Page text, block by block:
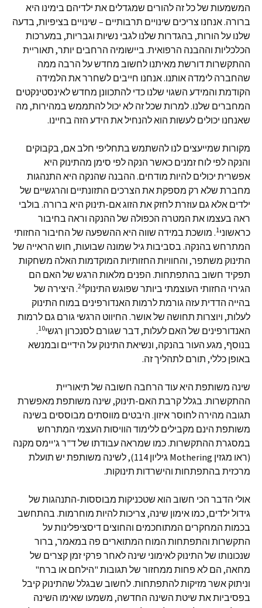
המשמעות של כל זה להורים שמגדלים את ילדיהם בימינו היא
ברורה. אנחנו צריכים שינויים תרבותיים – שינויים בציפיות, בדעה
שלנו על הורות, בהגדרות שלנו לגבי נשיות וגבריות, במערכות
הכלכליות וההבנה הרפואית. ביישומיה הרחבים יותר, תאוריית
ההתקשרות דורשת מאיתנו לחשוב מחדש על הרבה ממה
שהחברה לימדה אותנו. אנחנו חייבים לשחרר את הלמידה
הקודמת והמידע השגוי שלנו כדי להתכוונן מחדש לאינסטינקטים
המחברים שלנו. למרות שכל זה לא יכול להתממש במהירות, מה
שאנחנו יכולים לעשות הוא להנחיל את הידע הזה בחיינו.
מקורות שמייעצים לנו להשתמש בתחליפי חלב אם, בקבוקים
והנקה לפי לוח זמנים כאשר הנקה לפי סימן מהתינוק היא
אפשרית יכולים להיות מודחים. ההבנה שהנקה היא התנהגות
מחברת שלא רק מספקת את הצרכים התזונתיים והרגשיים של
ילדים אלא גם עוזרת לחזק את הזוג אם-תינוק היא ברורה. בולבי
ראה בעצמו את המטרה הכפולה של ההנקה וראה בחיבור
כראשוני1. מושכת במידה שווה היא ההשפעה של החיבור החזותי
המתרחש בהנקה. בסביבות גיל שמונה שבועות, חוש הראייה של
התינוק משתפר, והחוויות החזותיות המוקדמות האלה משחקות
תפקיד חשוב בהתפתחות. הפנים מלאות הרגש של האם הם
הגירוי החזותי העוצמתי ביותר שפוגש התינוק24. היצירה של
בהייה הדדית עזה גורמת לרמות האנדורפינים במוח התינוק
לעלות, ויוצרות תחושה של אושר. החיווט הרגשי גורם גם לרמות
האנדורפינים של האם לעלות, דבר שגורם לסנכרון רגשי10
.
בנוסף, מגע העור בהנקה, ונשיאת התינוק על הידיים ובמנשא
באופן כללי, תורם לתהליך זה.
שינה משותפת היא עוד הרחבה חשובה של תיאוריית
ההתקשרות. בגלל קרבת האם-תינוק, שינה משותפת מאפשרת
תגובה מהירה לחוסר איזון. היבטים מווסתים מבוססים בשינה
משותפת הינם מקבילים ללימוד הוויסות העצמי המתרחש
במסגרת ההתקשרות. כמו שמראה עבודתו של ד"ר ג'יימס מקנה
(ראו מגזין Mothering גיליון 114), לשינה משותפת יש תועלת
מרכזית בהתפתחות והישרדות תינוקות.
אולי הדבר הכי חשוב הוא שטכניקות מבוססות-התנהגות של
גידול ילדים, כמו אימון שינה, צריכות להיות מוחרמות. בהתחשב
בכמות המחקרים המתוחכמים והחוצים דיסציפלינות על
התקשרות והתפתחות המוח המתוארים פה במאמר, ברור
שנכונותו של התינוק לאימוני שינה לאחר פרקי זמן קצרים של
מחאה, הם לא פחות ממחזור של תגובות "הילחם או ברח"
וניתוק אשר מזיקות להתפתחות. לחשוב שבגלל שהתינוק קיבל
בפסיביות את שיטת השינה החדשה, משמעו שאימו השינה